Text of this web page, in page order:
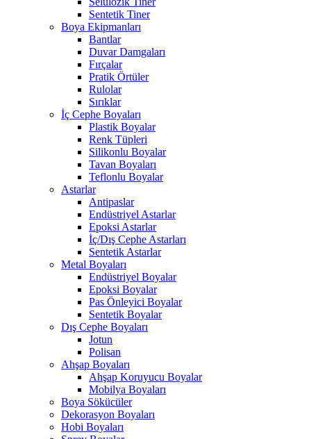
Sentetik Tiner
Boya Ekipmanları
Bantlar
Duvar Damgaları
Fırçalar
Pratik Örtüler
Rulolar
Sırıklar
İç Cephe Boyaları
Plastik Boyalar
Renk Tüpleri
Silikonlu Boyalar
Tavan Boyaları
Teflonlu Boyalar
Astarlar
Antipaslar
Endüstriyel Astarlar
Epoksi Astarlar
İç/Dış Cephe Astarları
Sentetik Astarlar
Metal Boyaları
Endüstriyel Boyalar
Epoksi Boyalar
Pas Önleyici Boyalar
Sentetik Boyalar
Dış Cephe Boyaları
Jotun
Polisan
Ahşap Boyaları
Ahşap Koruyucu Boyalar
Mobilya Boyaları
Boya Sökücüler
Dekorasyon Boyaları
Hobi Boyaları